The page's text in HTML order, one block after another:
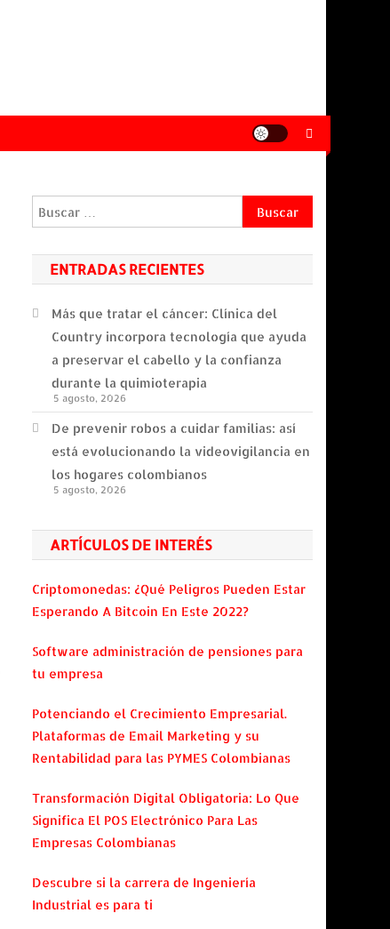
Buscar:
ENTRADAS RECIENTES
Más que tratar el cáncer: Clínica del
Country incorpora tecnología que ayuda
a preservar el cabello y la confianza
durante la quimioterapia
5 agosto, 2026
De prevenir robos a cuidar familias: así
está evolucionando la videovigilancia en
los hogares colombianos
5 agosto, 2026
ARTÍCULOS DE INTERÉS
Criptomonedas: ¿Qué Peligros Pueden Estar
Esperando A Bitcoin En Este 2022?
Software administración de pensiones para
tu empresa
Potenciando el Crecimiento Empresarial.
Plataformas de Email Marketing y su
Rentabilidad para las PYMES Colombianas
Transformación Digital Obligatoria: Lo Que
Significa El POS Electrónico Para Las
Empresas Colombianas
Descubre si la carrera de Ingeniería
Industrial es para ti